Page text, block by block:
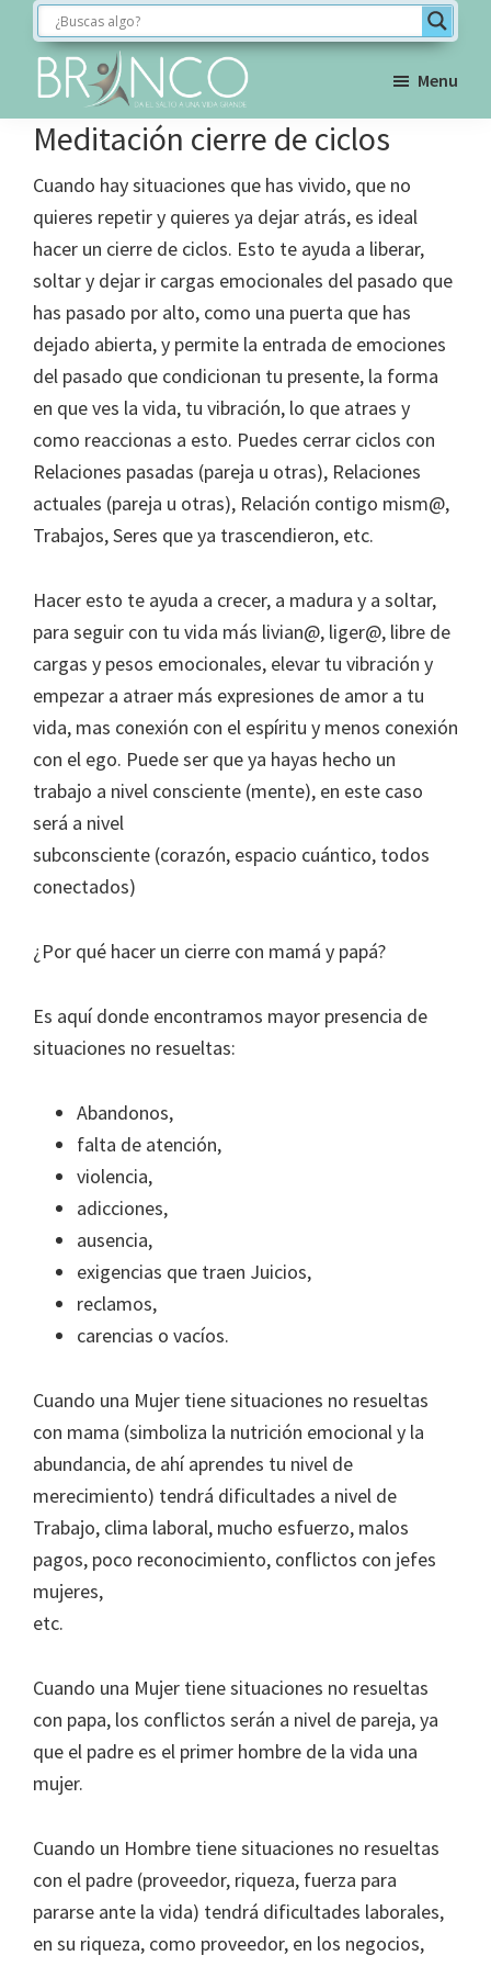
Saltar
navegación
principal
Saltar
contenido
Saltar
página
BRINCO
FORMACIÓN
Menu
Meditación cierre de ciclos
Cuando hay situaciones que has vivido, que no
quieres repetir y quieres ya dejar atrás, es ideal
hacer un cierre de ciclos. Esto te ayuda a liberar,
soltar y dejar ir cargas emocionales del pasado que
has pasado por alto, como una puerta que has
dejado abierta, y permite la entrada de emociones
del pasado que condicionan tu presente, la forma
en que ves la vida, tu vibración, lo que atraes y
como reaccionas a esto. Puedes cerrar ciclos con
Relaciones pasadas (pareja u otras), Relaciones
actuales (pareja u otras), Relación contigo mism@,
Trabajos, Seres que ya trascendieron, etc.
Hacer esto te ayuda a crecer, a madura y a soltar,
para seguir con tu vida más livian@, liger@, libre de
cargas y pesos emocionales, elevar tu vibración y
empezar a atraer más expresiones de amor a tu
vida, mas conexión con el espíritu y menos conexión
con el ego. Puede ser que ya hayas hecho un
trabajo a nivel consciente (mente), en este caso
será a nivel
subconsciente (corazón, espacio cuántico, todos
conectados)
¿Por qué hacer un cierre con mamá y papá?
Es aquí donde encontramos mayor presencia de
situaciones no resueltas:
Abandonos,
falta de atención,
violencia,
adicciones,
ausencia,
exigencias que traen Juicios,
reclamos,
carencias o vacíos.
Cuando una Mujer tiene situaciones no resueltas
con mama (simboliza la nutrición emocional y la
abundancia, de ahí aprendes tu nivel de
merecimiento) tendrá dificultades a nivel de
Trabajo, clima laboral, mucho esfuerzo, malos
pagos, poco reconocimiento, conflictos con jefes
mujeres,
etc.
Cuando una Mujer tiene situaciones no resueltas
con papa, los conflictos serán a nivel de pareja, ya
que el padre es el primer hombre de la vida una
mujer.
Cuando un Hombre tiene situaciones no resueltas
con el padre (proveedor, riqueza, fuerza para
pararse ante la vida) tendrá dificultades laborales,
en su riqueza, como proveedor, en los negocios,